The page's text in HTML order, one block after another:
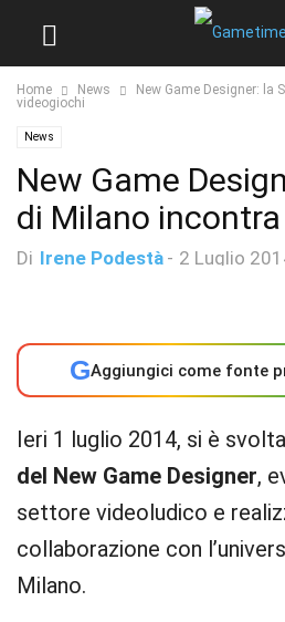
Home News
New Game Designer: la
videogiochi
News
New Game
di Milano
Di Irene Podestà - 2 Luglio
GAggiungici come fonte
Ieri 1 luglio 2014, si è svolta
del New Game Designer,
settore videoludico e
collaborazione con
Milano.